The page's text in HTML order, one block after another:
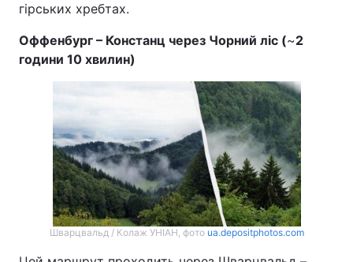
гірських хребтах.
Оффенбург – Констанц через Чорний ліс (~2
години 10 хвилин)
Шварцвальд / Колаж УНІАН, фото ua.depositphotos.com